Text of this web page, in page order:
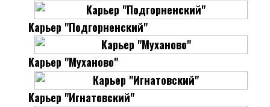
Карьер "Подгорненский"
Карьер "Муханово"
Карьер "Игнатовский"